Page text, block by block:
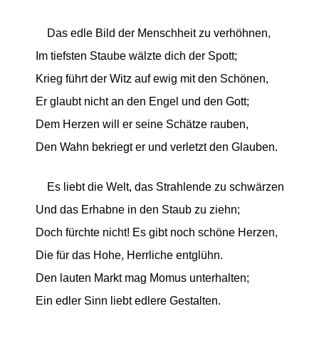
Das edle Bild der Menschheit zu verhöhnen,
Im tiefsten Staube wälzte dich der Spott;
Krieg führt der Witz auf ewig mit den Schönen,
Er glaubt nicht an den Engel und den Gott;
Dem Herzen will er seine Schätze rauben,
Den Wahn bekriegt er und verletzt den Glauben.
Es liebt die Welt, das Strahlende zu schwärzen
Und das Erhabne in den Staub zu ziehn;
Doch fürchte nicht! Es gibt noch schöne Herzen,
Die für das Hohe, Herrliche entglühn.
Den lauten Markt mag Momus unterhalten;
Ein edler Sinn liebt edlere Gestalten.